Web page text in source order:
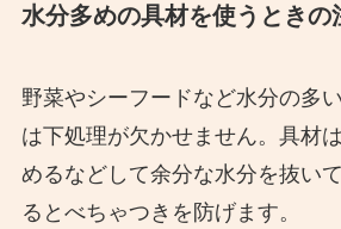
水分多めの具材を使うときの
野菜やシーフードなど水分の多
は下処理が欠かせません。具材
めるなどして余分な水分を抜い
るとべちゃつきを防げます。